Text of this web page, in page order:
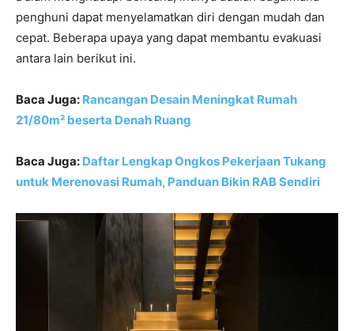
penghuni dapat menyelamatkan diri dengan mudah dan
cepat. Beberapa upaya yang dapat membantu evakuasi
antara lain berikut ini.
Baca Juga: Rancangan Desain Meningkat Rumah
21/80m² beserta Denah Ruang
Baca Juga: Daftar Lengkap Ongkos Pekerjaan Tukang
untuk Merenovasi Rumah, Panduan Bikin RAB Sendiri